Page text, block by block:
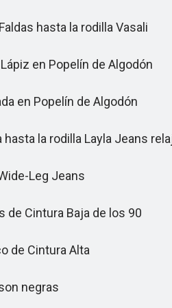
hasta la rodilla Vasali
en Popelín de Algodón
en Popelín de Algodón
la rodilla Layla Jeans
Leg Jeans
Cintura Baja de los 90
de Cintura Alta
negras